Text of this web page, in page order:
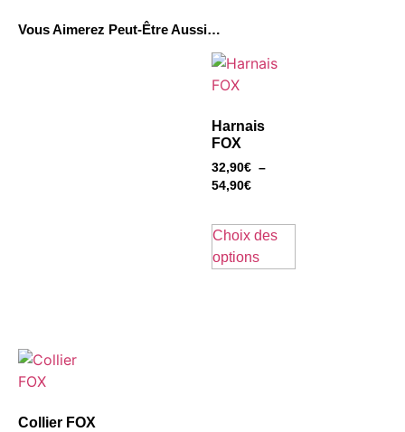
Vous Aimerez Peut-Être Aussi…
Harnais
FOX
32,90€ –
54,90€
Choix des
options
Collier FOX